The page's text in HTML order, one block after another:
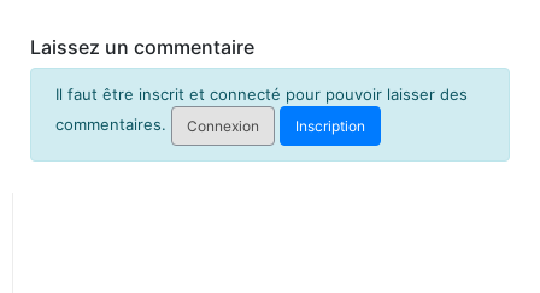
Laissez un commentaire
Il faut être inscrit et connecté pour pouvoir laisser des
commentaires.
Connexion Inscription